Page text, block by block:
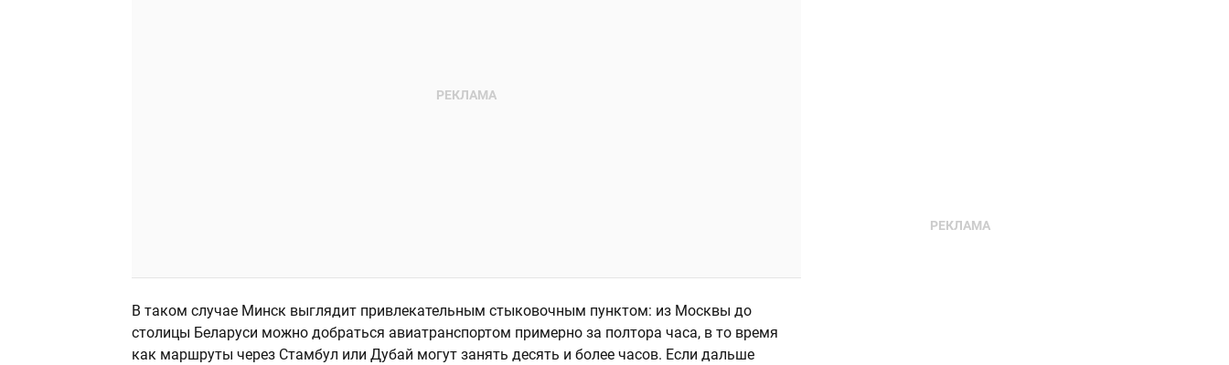
В таком случае Минск выглядит привлекательным стыковочным пунктом: из Москвы до
столицы Беларуси можно добраться авиатранспортом примерно за полтора часа, в то время
как маршруты через Стамбул или Дубай могут занять десять и более часов. Если дальше